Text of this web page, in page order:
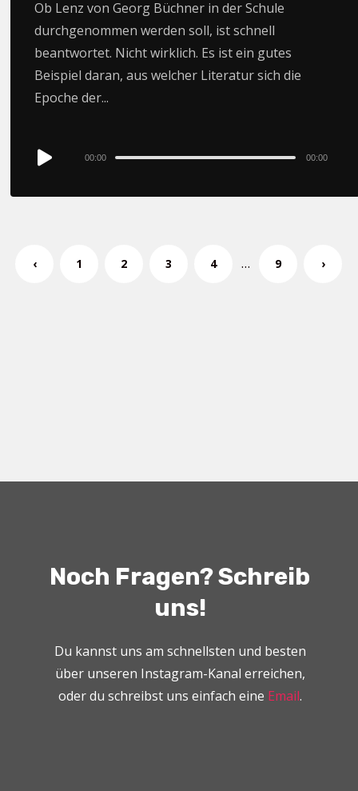
Ob Lenz von Georg Büchner in der Schule
durchgenommen werden soll, ist schnell
beantwortet. Nicht wirklich. Es ist ein gutes
Beispiel daran, aus welcher Literatur sich die
Epoche der...
Audio
00:00 00:00
‹ 1 2 3 4 … 9 ›
Noch Fragen? Schreib
uns!
Du kannst uns am schnellsten und besten
über unseren Instagram-Kanal erreichen,
oder du schreibst uns einfach eine Email.